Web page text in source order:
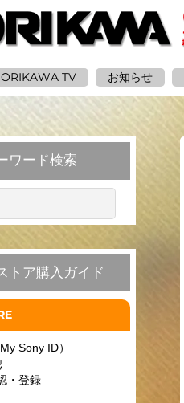
TV お知らせ
ワード検索
トア購入ガイド
Sony ID）
・登録